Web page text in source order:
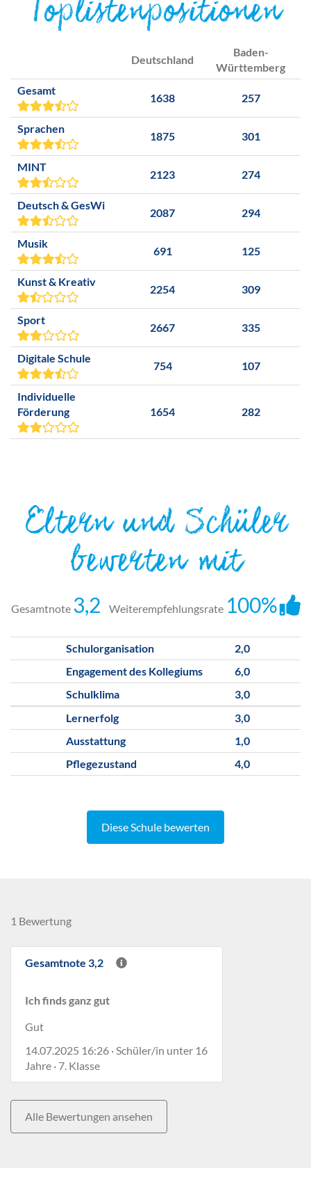
Toplistenpositionen
Deutschland
Baden-
Württemberg
Gesamt
1638 257
Sprachen
1875 301
MINT
2123 274
Deutsch & GesWi
2087 294
Musik
691 125
Kunst & Kreativ
2254 309
Sport
2667 335
Digitale Schule
754 107
Individuelle
Förderung
1654 282
Eltern und Schüler
bewerten mit
Gesamtnote 3,2 Weiterempfehlungsrate 100%
Schulorganisation
2,0
Engagement des Kollegiums
6,0
Schulklima
3,0
Lernerfolg
3,0
Ausstattung
1,0
Pflegezustand
4,0
Diese Schule bewerten
1 Bewertung
Gesamtnote 3,2
Ich finds ganz gut
Gut
14.07.2025 16:26 · Schüler/in unter 16
Jahre · 7. Klasse
Alle Bewertungen ansehen